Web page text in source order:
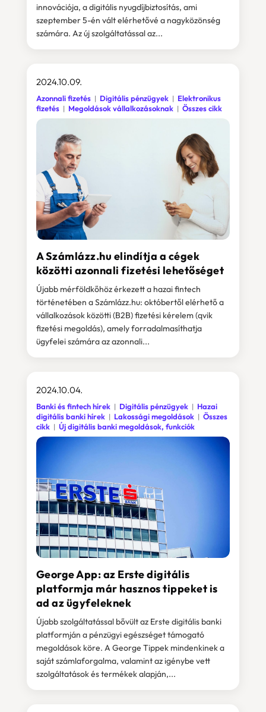
innovációja, a digitális nyugdíjbiztosítás, ami
szeptember 5-én vált elérhetővé a nagyközönség
számára. Az új szolgáltatással az...
A Számlázz.hu elindítja a cégek
közötti azonnali fizetési lehetőséget
2024.10.09.
Azonnali fizetés Digitális pénzügyek
Elektronikus
fizetés
Megoldások vállalkozásoknak Összes cikk
Újabb mérföldkőhöz érkezett a hazai fintech
történetében a Számlázz.hu: októbertől elérhető a
vállalkozások közötti (B2B) fizetési kérelem (qvik
fizetési megoldás), amely forradalmasíthatja
ügyfelei számára az azonnali...
George App: az Erste digitális
platformja már hasznos tippeket is
ad az ügyfeleknek
2024.10.04.
Banki és fintech hírek Digitális pénzügyek
Hazai
digitális banki hírek
Lakossági megoldások
Összes
cikk
Új digitális banki megoldások, funkciók
Újabb szolgáltatással bővült az Erste digitális banki
platformján a pénzügyi egészséget támogató
megoldások köre. A George Tippek mindenkinek a
saját számlaforgalma, valamint az igénybe vett
szolgáltatások és termékek alapján,...